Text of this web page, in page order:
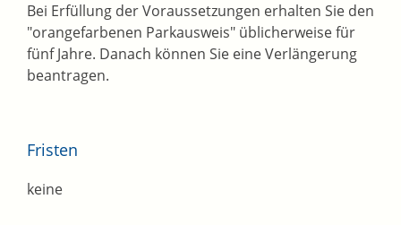
Bei Erfüllung der Voraussetzungen erhalten Sie den
"orangefarbenen Parkausweis" üblicherweise für
fünf Jahre. Danach können Sie eine Verlängerung
beantragen.
Fristen
keine